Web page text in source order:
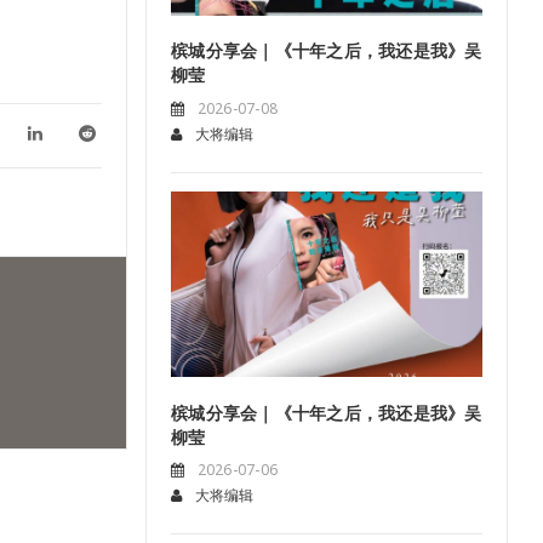
槟城分享会｜《十年之后，我还是我》吴
柳莹
2026-07-08
大将编辑
槟城分享会｜《十年之后，我还是我》吴
柳莹
2026-07-06
大将编辑